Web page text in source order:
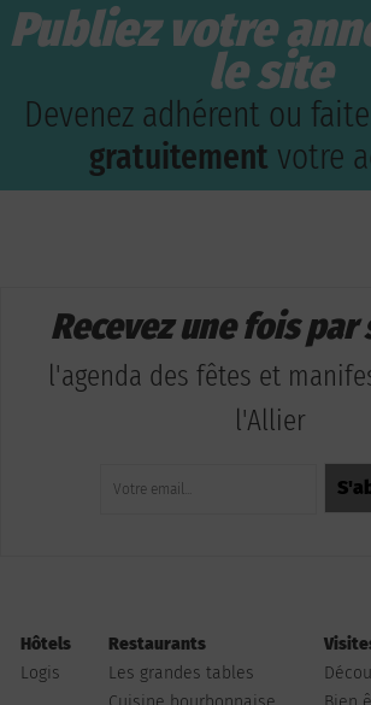
Publiez votre
le site
Devenez adhérent ou
gratuitement votre
Recevez une fois par
l'agenda des fêtes et
l'Allier
Hôtels
Logis
Restaurants
Les grandes tables